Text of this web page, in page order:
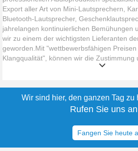
Export aller Art von Mini-Lautsprechern,
Bluetooth-Lautsprecher,
jahrelangen kontinuierlichen Bemühungen
wir zu einem der wichtigsten Lieferanten
geworden.Mit "wettbewerbsfähigen
Klangqualität", können wir die Zustimmung
Wir sind hier, den ganzen Tag zu
Rufen Sie uns
Fangen Sie heute